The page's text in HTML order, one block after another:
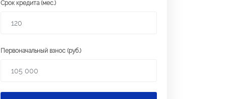
Срок кредита (мес.)
Первоначальный взнос (руб.)